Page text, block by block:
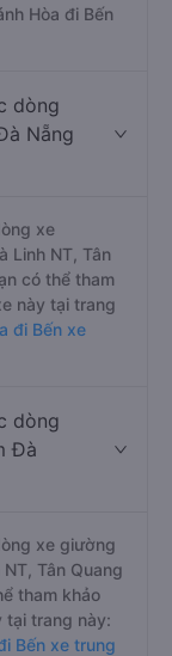
Hòa đi Bến
dòng
Nẵng
xe
Linh NT, Tân
có thể tham
này tại trang
đi Bến xe
dòng
Đà
xe giường
Tân Quang
tham khảo
tại trang này:
Bến xe trung